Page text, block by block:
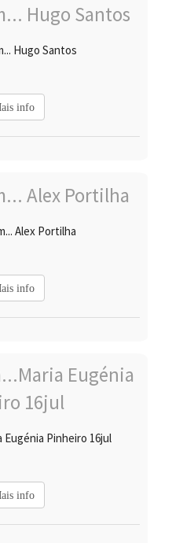
Hugo Santos
info
Alex Portilha
info
Eugénia Pinheiro 16jul
info